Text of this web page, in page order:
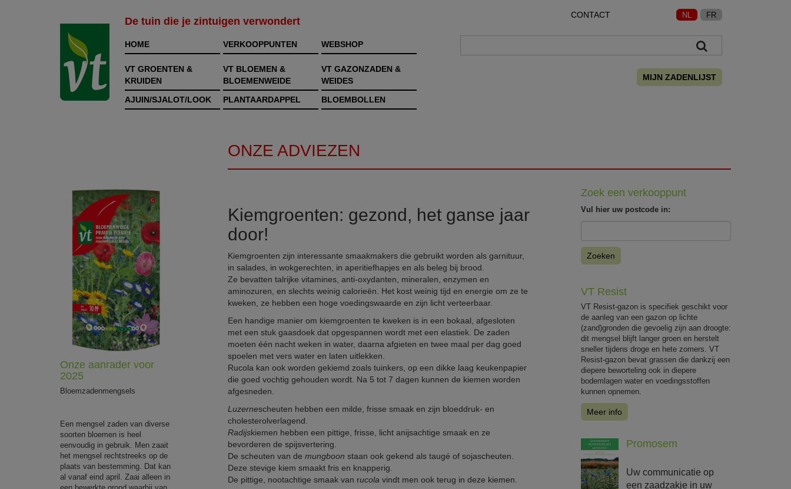
De tuin die je zintuigen verwondert
CONTACT NL FR
HOME VERKOOPPUNTEN WEBSHOP
VT GROENTEN &
KRUIDEN
VT BLOEMEN &
BLOEMENWEIDE
VT GAZONZADEN &
WEIDES
AJUIN/SJALOT/LOOK
PLANTAARDAPPEL BLOEMBOLLEN
MIJN ZADENLIJST
ONZE ADVIEZEN
Onze aanrader voor
2025
Bloemzadenmengsels
Een mengsel zaden van diverse
soorten bloemen is heel
eenvoudig in gebruik. Men zaait
het mengsel rechtstreeks op de
plaats van bestemming. Dat kan
al vanaf eind april. Zaai alleen in
Kiemgroenten: gezond, het ganse jaar
door!
Kiemgroenten zijn interessante smaakmakers die gebruikt worden als garnituur,
in salades, in wokgerechten, in aperitiefhapjes en als beleg bij brood.
Ze bevatten talrijke vitamines, anti-oxydanten, mineralen, enzymen en
aminozuren, en slechts weinig calorieën. Het kost weinig tijd en energie om ze te
kweken, ze hebben een hoge voedingswaarde en zijn licht verteerbaar.
Een handige manier om kiemgroenten te kweken is in een bokaal, afgesloten
met een stuk gaasdoek dat opgespannen wordt met een elastiek. De zaden
moeten één nacht weken in water, daarna afgieten en twee maal per dag goed
spoelen met vers water en laten uitlekken.
Rucola kan ook worden gekiemd zoals tuinkers, op een dikke laag keukenpapier
die goed vochtig gehouden wordt. Na 5 tot 7 dagen kunnen de kiemen worden
afgesneden.
Luzernescheuten hebben een milde, frisse smaak en zijn bloeddruk- en
cholesterolverlagend.
Radijskiemen hebben een pittige, frisse, licht anijsachtige smaak en ze
bevorderen de spijsvertering.
De scheuten van de mungboon staan ook gekend als taugé of sojascheuten.
Deze stevige kiem smaakt fris en knapperig.
De pittige, nootachtige smaak van rucola vindt men ook terug in deze kiemen.
Zoek een verkooppunt
Vul hier uw postcode in:
Zoeken
VT Resist
VT Resist-gazon is specifiek geschikt voor
de aanleg van een gazon op lichte
(zand)gronden die gevoelig zijn aan droogte:
dit mengsel blijft langer groen en herstelt
sneller tijdens droge en hete zomers. VT
Resist-gazon bevat grassen die dankzij een
diepere beworteling ook in diepere
bodemlagen water en voedingsstoffen
kunnen opnemen.
Meer info
Promosem
Uw communicatie op
een zaadzakje in uw